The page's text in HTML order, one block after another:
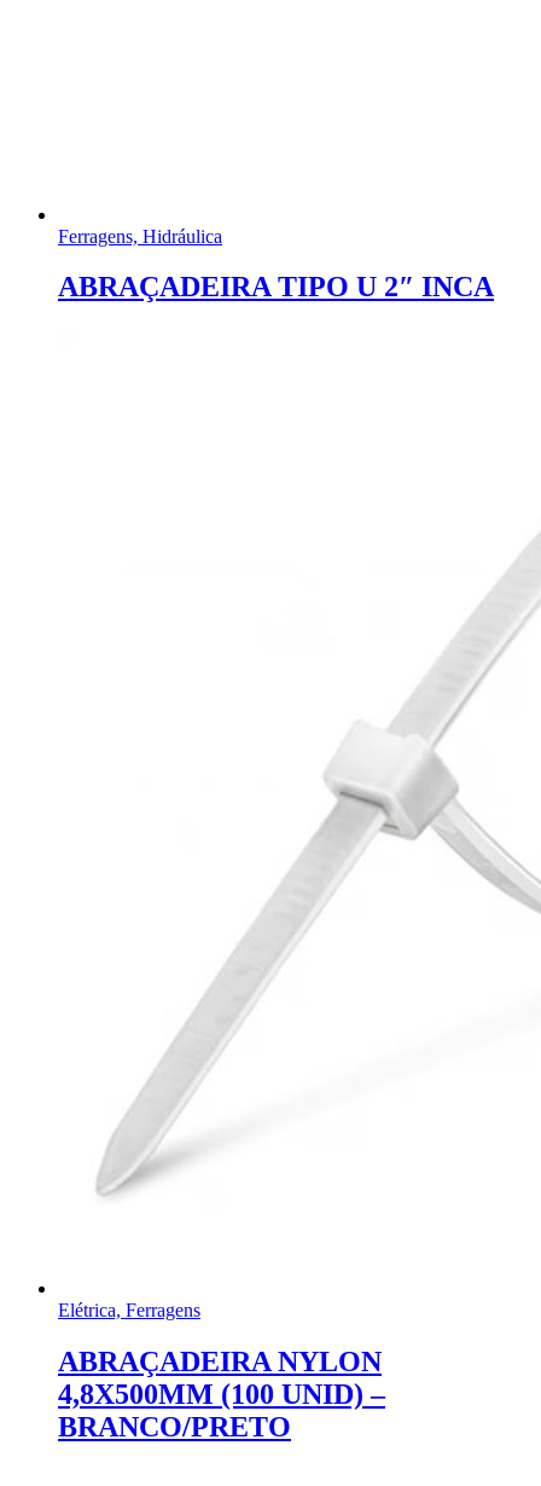
Ferragens, Hidráulica
ABRAÇADEIRA TIPO U 2″ INCA
Elétrica, Ferragens
ABRAÇADEIRA NYLON
4,8X500MM (100 UNID) –
BRANCO/PRETO